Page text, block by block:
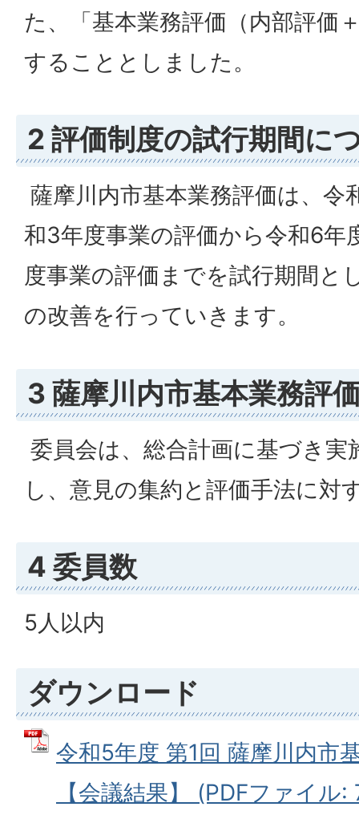
た、「基本業務評価（内部評価
することとしました。
2 評価制度の試行期間に
薩摩川内市基本業務評価は、令
和3年度事業の評価から令和6年
度事業の評価までを試行期間と
の改善を行っていきます。
3 薩摩川内市基本業務評
委員会は、総合計画に基づき実
し、意見の集約と評価手法に対
4 委員数
5人以内
ダウンロード
令和5年度 第1回 薩摩川内市
【会議結果】 (PDFファイル